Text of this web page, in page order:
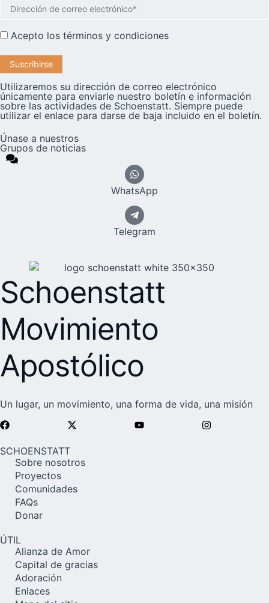
Acepto los términos y condiciones
Utilizaremos su dirección de correo electrónico
únicamente para enviarle nuestro boletín e información
sobre las actividades de Schoenstatt. Siempre puede
utilizar el enlace para darse de baja incluido en el boletín.
Únase a nuestros
Grupos de noticias
WhatsApp
Telegram
Schoenstatt
Movimiento
Apostólico
Un lugar, un movimiento, una forma de vida, una misión
SCHOENSTATT
Sobre nosotros
Proyectos
Comunidades
FAQs
Donar
ÚTIL
Alianza de Amor
Capital de gracias
Adoración
Enlaces